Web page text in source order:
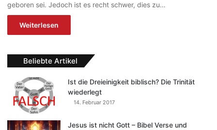
geboren sei. Jedoch ist es recht schwer, dies zu…
Weiterlesen
Beliebte Artikel
Ist die Dreieinigkeit biblisch? Die Trinität
wiederlegt
14. Februar 2017
Jesus ist nicht Gott – Bibel Verse und